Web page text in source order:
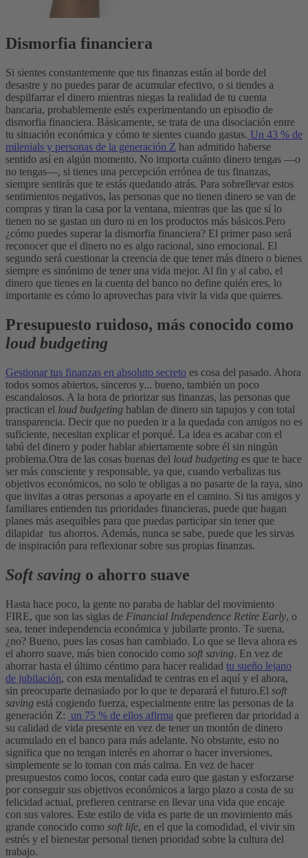
Dismorfia financiera
Si sientes constantemente que tus finanzas están al borde del
desastre y no puedes parar de acumular efectivo, o si tiendes a
despilfarrar el dinero mientras niegas la realidad de tu cuenta
bancaria, probablemente estés experimentando un episodio de
dismorfia financiera. Básicamente, se trata de una disociación entre
tu situación económica y cómo te sientes cuando gastas. Un 43 % de
milenials y personas de la generación Z han admitido haberse
sentido así en algún momento. No importa cuánto dinero tengas —o
no tengas—, si tienes una percepción errónea de tus finanzas,
siempre sentirás que te estás quedando atrás. Para sobrellevar estos
sentimientos negativos, las personas que no tienen dinero se van de
compras y tiran la casa por la ventana, mientras que las que sí lo
tienen no se gastan un duro ni en los productos más básicos.Pero
¿cómo puedes superar la dismorfia financiera? El primer paso será
reconocer que el dinero no es algo racional, sino emocional. El
segundo será cuestionar la creencia de que tener más dinero o bienes
siempre es sinónimo de tener una vida mejor. Al fin y al cabo, el
dinero que tienes en la cuenta del banco no define quién eres, lo
importante es cómo lo aprovechas para vivir la vida que quieres.
Presupuesto ruidoso, más conocido como
loud budgeting
Gestionar tus finanzas en absoluto secreto es cosa del pasado. Ahora
todos somos abiertos, sinceros y... bueno, también un poco
escandalosos. A la hora de priorizar sus finanzas, las personas que
practican el loud budgeting hablan de dinero sin tapujos y con total
transparencia. Decir que no pueden ir a la quedada con amigos no es
suficiente, necesitan explicar el porqué. La idea es acabar con el
tabú del dinero y poder hablar abiertamente sobre él sin ningún
problema.Otra de las cosas buenas del loud budgeting es que te hace
ser más consciente y responsable, ya que, cuando verbalizas tus
objetivos económicos, no solo te obligas a no pasarte de la raya, sino
que invitas a otras personas a apoyarte en el camino. Si tus amigos y
familiares entienden tus prioridades financieras, puede que hagan
planes más asequibles para que puedas participar sin tener que
dilapidar tus ahorros. Además, nunca se sabe, puede que les sirvas
de inspiración para reflexionar sobre sus propias finanzas.
Soft saving o ahorro suave
Hasta hace poco, la gente no paraba de hablar del movimiento
FIRE, que son las siglas de Financial Independence Retire Early, o
sea, tener independencia económica y jubilarte pronto. Te suena,
¿no? Bueno, pues las cosas han cambiado. Lo que se lleva ahora es
el ahorro suave, más bien conocido como soft saving. En vez de
ahorrar hasta el último céntimo para hacer realidad tu sueño lejano
de jubilación, con esta mentalidad te centras en el aquí y el ahora,
sin preocuparte demasiado por lo que te deparará el futuro.El soft
saving está cogiendo fuerza, especialmente entre las personas de la
generación Z: un 75 % de ellos afirma que prefieren dar prioridad a
su calidad de vida presente en vez de tener un montón de dinero
acumulado en el banco para más adelante. No obstante, esto no
significa que no tengan interés en ahorrar o hacer inversiones,
simplemente se lo toman con más calma. En vez de hacer
presupuestos como locos, contar cada euro que gastan y esforzarse
por conseguir sus objetivos económicos a largo plazo a costa de su
felicidad actual, prefieren centrarse en llevar una vida que encaje
con sus valores. Este estilo de vida es parte de un movimiento más
grande conocido como soft life, en el que la comodidad, el vivir sin
estrés y el bienestar personal tienen prioridad sobre la cultura del
trabajo.